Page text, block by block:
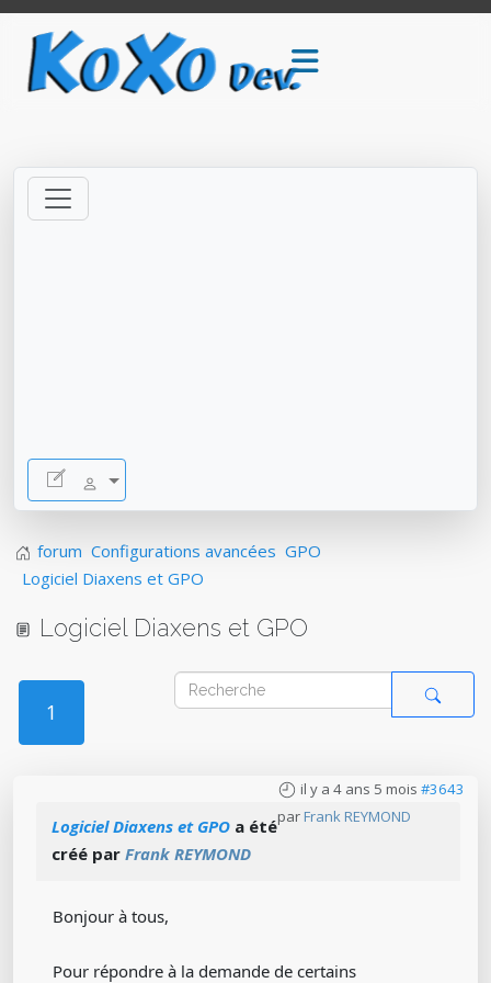
forum Configurations avancées GPO
Logiciel Diaxens et GPO
Logiciel Diaxens et GPO
1
il y a 4 ans 5 mois #3643
par Frank REYMOND
Logiciel Diaxens et GPO a été
créé par Frank REYMOND
Bonjour à tous,
Pour répondre à la demande de certains